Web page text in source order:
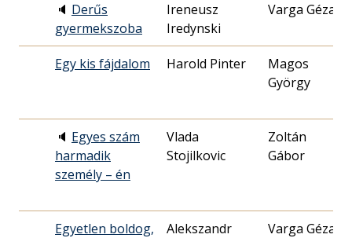
🔈 Derűs
gyermekszoba
Ireneusz
Iredynski
Varga Géza
Egy kis fájdalom Harold Pinter
Magos
György
🔈 Egyes szám
harmadik
személy – én
Vlada
Stojilkovic
Zoltán
Gábor
Egyetlen boldog,
Alekszandr
Varga Géza